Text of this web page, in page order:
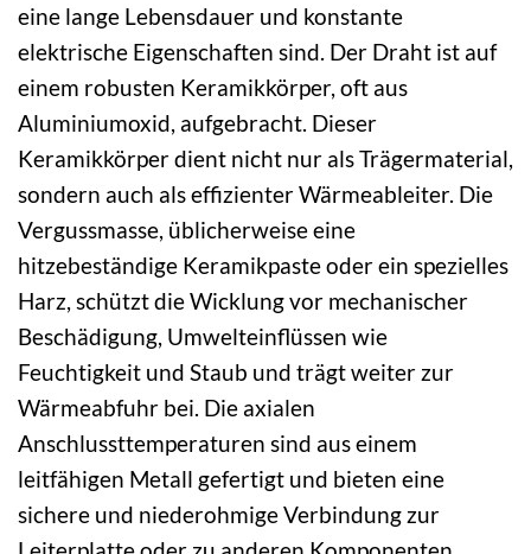
eine lange Lebensdauer und konstante
elektrische Eigenschaften sind. Der Draht ist auf
einem robusten Keramikkörper, oft aus
Aluminiumoxid, aufgebracht. Dieser
Keramikkörper dient nicht nur als Trägermaterial,
sondern auch als effizienter Wärmeableiter. Die
Vergussmasse, üblicherweise eine
hitzebeständige Keramikpaste oder ein spezielles
Harz, schützt die Wicklung vor mechanischer
Beschädigung, Umwelteinflüssen wie
Feuchtigkeit und Staub und trägt weiter zur
Wärmeabfuhr bei. Die axialen
Anschlussttemperaturen sind aus einem
leitfähigen Metall gefertigt und bieten eine
sichere und niederohmige Verbindung zur